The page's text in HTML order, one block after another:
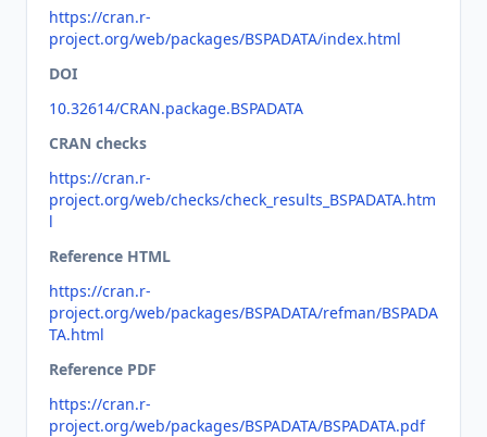
https://cran.r-
project.org/web/packages/BSPADATA/index.html
DOI
10.32614/CRAN.package.BSPADATA
CRAN checks
https://cran.r-
project.org/web/checks/check_results_BSPADATA.htm
l
Reference HTML
https://cran.r-
project.org/web/packages/BSPADATA/refman/BSPADA
TA.html
Reference PDF
https://cran.r-
project.org/web/packages/BSPADATA/BSPADATA.pdf